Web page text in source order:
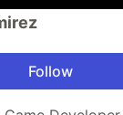
Follow